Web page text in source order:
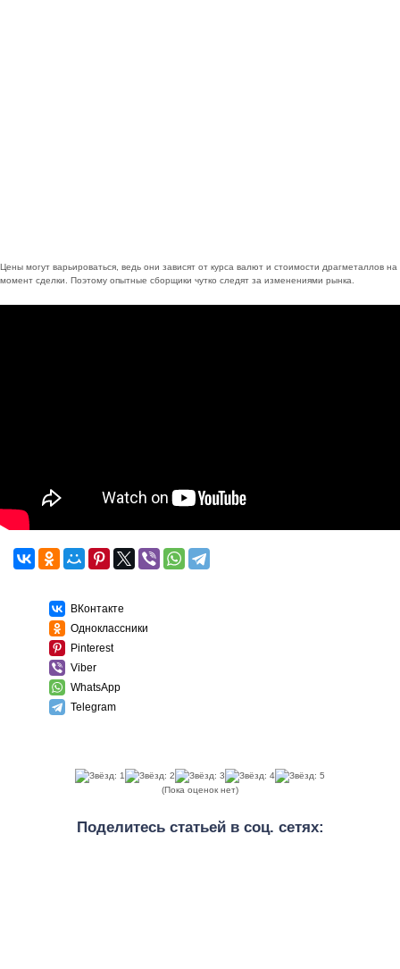
Цены могут варьироваться, ведь они зависят от курса валют и стоимости драгметаллов на
момент сделки. Поэтому опытные сборщики чутко следят за изменениями рынка.
ВКонтакте
Одноклассники
Pinterest
Viber
WhatsApp
Telegram
(Пока оценок нет)
Поделитесь статьей в соц. сетях: